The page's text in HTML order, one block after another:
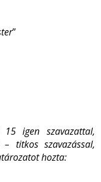
”
15 igen szavazattal,
titkos szavazással,
hozta: